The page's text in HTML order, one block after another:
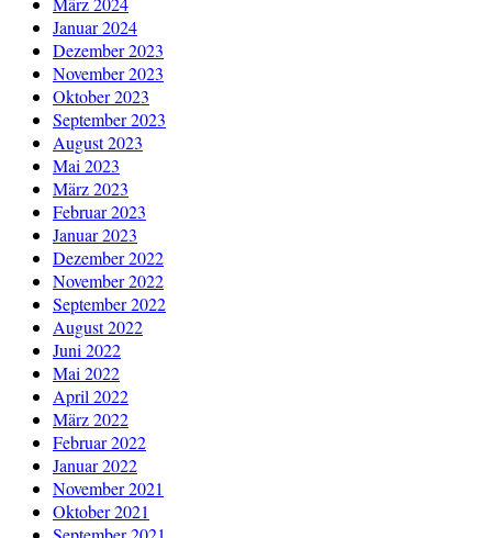
Januar 2024
Dezember 2023
November 2023
Oktober 2023
September 2023
August 2023
Mai 2023
März 2023
Februar 2023
Januar 2023
Dezember 2022
November 2022
September 2022
August 2022
Juni 2022
Mai 2022
April 2022
März 2022
Februar 2022
Januar 2022
November 2021
Oktober 2021